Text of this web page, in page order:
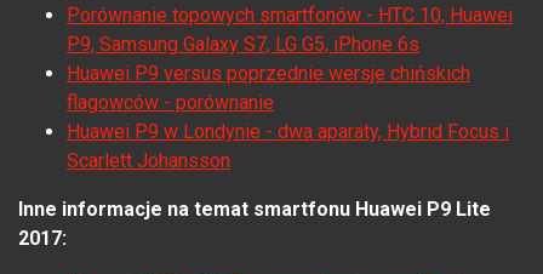
Porównanie topowych smartfonów - HTC 10, Huawei
P9, Samsung Galaxy S7, LG G5, iPhone 6s
Huawei P9 versus poprzednie wersje chińskich
flagowców - porównanie
Huawei P9 w Londynie - dwa aparaty, Hybrid Focus i
Scarlett Johansson
Inne informacje na temat smartfonu Huawei P9 Lite
2017: